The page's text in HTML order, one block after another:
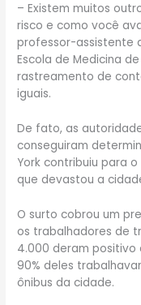
– Existem muitos
risco e como você
professor-assistente
Escola de Medicina
rastreamento de
iguais.
De fato, as
conseguiram
York contribuiu para
que devastou a
O surto cobrou um
os trabalhadores de
4.000 deram positivo
90% deles
ônibus da cidade.